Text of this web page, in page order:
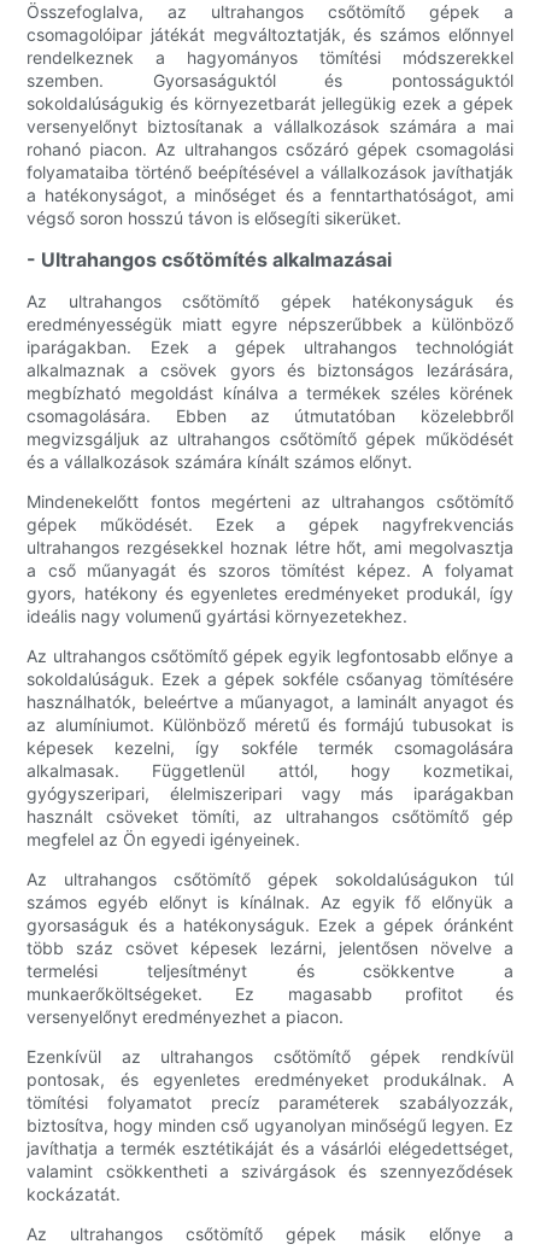
Összefoglalva, az ultrahangos csőtömítő gépek a
csomagolóipar játékát megváltoztatják, és számos előnnyel
rendelkeznek a hagyományos tömítési módszerekkel
szemben. Gyorsaságuktól és pontosságuktól
sokoldalúságukig és környezetbarát jellegükig ezek a gépek
versenyelőnyt biztosítanak a vállalkozások számára a mai
rohanó piacon. Az ultrahangos csőzáró gépek csomagolási
folyamataiba történő beépítésével a vállalkozások javíthatják
a hatékonyságot, a minőséget és a fenntarthatóságot, ami
végső soron hosszú távon is elősegíti sikerüket.
- Ultrahangos csőtömítés alkalmazásai
Az ultrahangos csőtömítő gépek hatékonyságuk és
eredményességük miatt egyre népszerűbbek a különböző
iparágakban. Ezek a gépek ultrahangos technológiát
alkalmaznak a csövek gyors és biztonságos lezárására,
megbízható megoldást kínálva a termékek széles körének
csomagolására. Ebben az útmutatóban közelebbről
megvizsgáljuk az ultrahangos csőtömítő gépek működését
és a vállalkozások számára kínált számos előnyt.
Mindenekelőtt fontos megérteni az ultrahangos csőtömítő
gépek működését. Ezek a gépek nagyfrekvenciás
ultrahangos rezgésekkel hoznak létre hőt, ami megolvasztja
a cső műanyagát és szoros tömítést képez. A folyamat
gyors, hatékony és egyenletes eredményeket produkál, így
ideális nagy volumenű gyártási környezetekhez.
Az ultrahangos csőtömítő gépek egyik legfontosabb előnye a
sokoldalúságuk. Ezek a gépek sokféle csőanyag tömítésére
használhatók, beleértve a műanyagot, a laminált anyagot és
az alumíniumot. Különböző méretű és formájú tubusokat is
képesek kezelni, így sokféle termék csomagolására
alkalmasak. Függetlenül attól, hogy kozmetikai,
gyógyszeripari, élelmiszeripari vagy más iparágakban
használt csöveket tömíti, az ultrahangos csőtömítő gép
megfelel az Ön egyedi igényeinek.
Az ultrahangos csőtömítő gépek sokoldalúságukon túl
számos egyéb előnyt is kínálnak. Az egyik fő előnyük a
gyorsaságuk és a hatékonyságuk. Ezek a gépek óránként
több száz csövet képesek lezárni, jelentősen növelve a
termelési teljesítményt és csökkentve a
munkaerőköltségeket. Ez magasabb profitot és
versenyelőnyt eredményezhet a piacon.
Ezenkívül az ultrahangos csőtömítő gépek rendkívül
pontosak, és egyenletes eredményeket produkálnak. A
tömítési folyamatot precíz paraméterek szabályozzák,
biztosítva, hogy minden cső ugyanolyan minőségű legyen. Ez
javíthatja a termék esztétikáját és a vásárlói elégedettséget,
valamint csökkentheti a szivárgások és szennyeződések
kockázatát.
Az ultrahangos csőtömítő gépek másik előnye a